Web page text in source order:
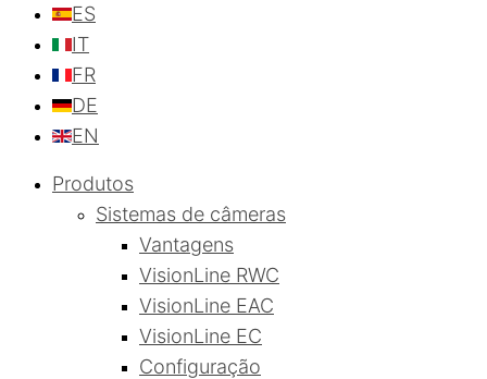
ES
IT
FR
DE
EN
Produtos
Sistemas de câmeras
Vantagens
VisionLine RWC
VisionLine EAC
VisionLine EC
Configuração